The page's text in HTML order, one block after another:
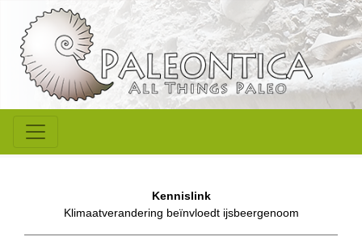
Kennislink
Klimaatverandering beïnvloedt ijsbeergenoom